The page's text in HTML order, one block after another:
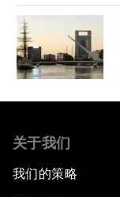
关于我们
我们的策略